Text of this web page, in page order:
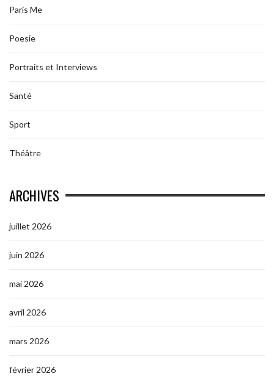
Paris Me
Poesie
Portraits et Interviews
Santé
Sport
Théâtre
ARCHIVES
juillet 2026
juin 2026
mai 2026
avril 2026
mars 2026
février 2026